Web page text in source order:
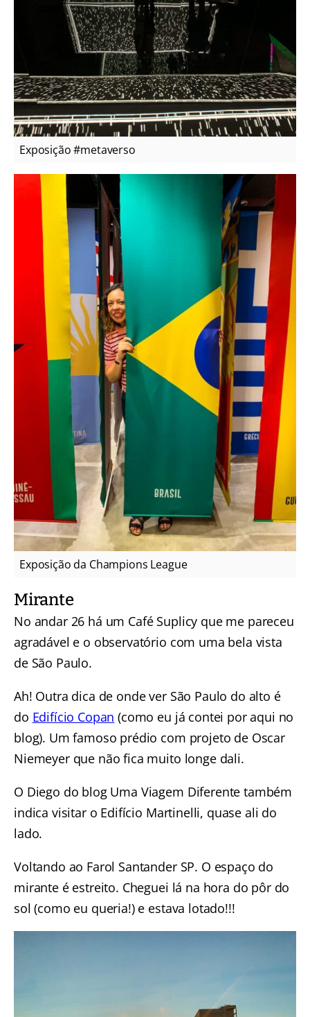
Exposição #metaverso
Exposição da Champions League
Mirante
No andar 26 há um Café Suplicy que me pareceu
agradável e o observatório com uma bela vista
de São Paulo.
Ah! Outra dica de onde ver São Paulo do alto é
do Edifício Copan (como eu já contei por aqui no
blog). Um famoso prédio com projeto de Oscar
Niemeyer que não fica muito longe dali.
O Diego do blog Uma Viagem Diferente também
indica visitar o Edifício Martinelli, quase ali do
lado.
Voltando ao Farol Santander SP. O espaço do
mirante é estreito. Cheguei lá na hora do pôr do
sol (como eu queria!) e estava lotado!!!